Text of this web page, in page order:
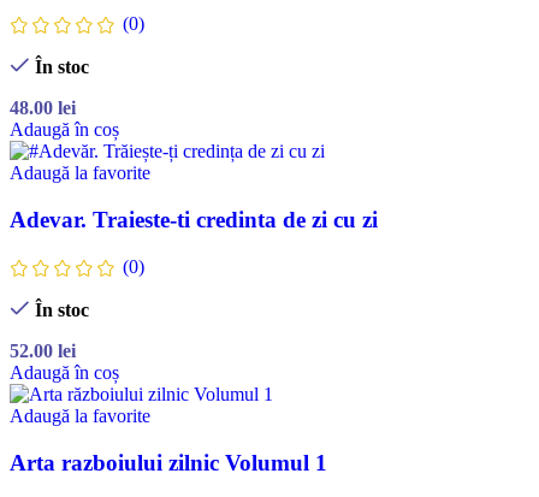
(0)
În stoc
48.00 lei
Adaugă în coș
Adaugă la favorite
Adevar. Traieste-ti credinta de zi cu zi
(0)
În stoc
52.00 lei
Adaugă în coș
Adaugă la favorite
Arta razboiului zilnic Volumul 1